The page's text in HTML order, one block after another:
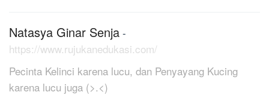
Natasya Ginar Senja -
https://www.rujukanedukasi.com/
Pecinta Kelinci karena lucu, dan Penyayang Kucing
karena lucu juga (>.<)